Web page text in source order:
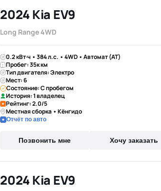
2024 Kia EV9
Long Range 4WD
0.2 кВт·ч • 384 л.с. • 4WD • Автомат (AT)
Пробег: 35к км
Тип двигателя: Электро
Мест: 6
Состояние: С пробегом
История: 1 владелец
Рейтинг: 2.0/5
Местная сборка • Кёнгидо
Отчёт по авто
Позвонить мне Хочу заказать
2024 Kia EV9